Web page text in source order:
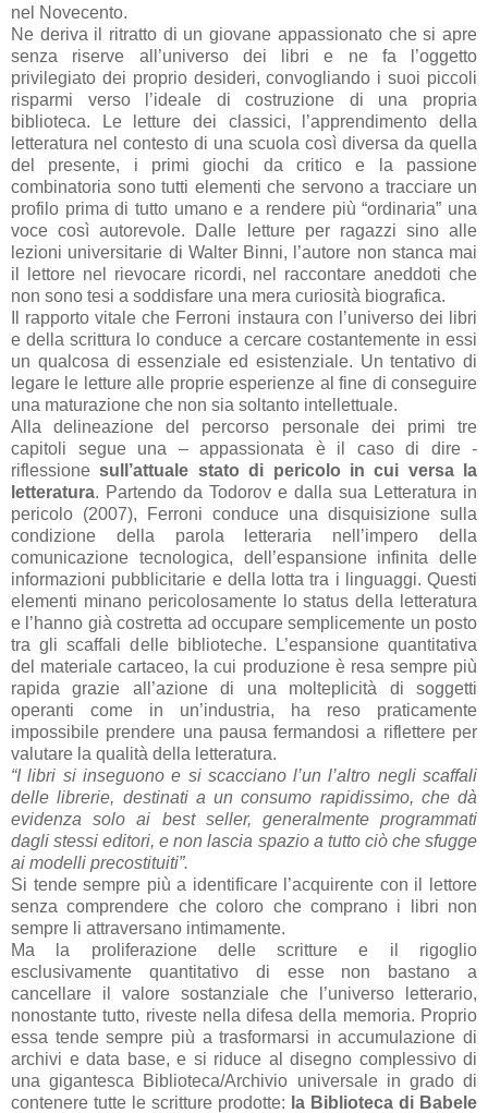
nel Novecento.
Ne deriva il ritratto di un giovane appassionato che si apre
senza riserve all’universo dei libri e ne fa l’oggetto
privilegiato dei proprio desideri, convogliando i suoi piccoli
risparmi verso l’ideale di costruzione di una propria
biblioteca. Le letture dei classici, l’apprendimento della
letteratura nel contesto di una scuola così diversa da quella
del presente, i primi giochi da critico e la passione
combinatoria sono tutti elementi che servono a tracciare un
profilo prima di tutto umano e a rendere più “ordinaria” una
voce così autorevole. Dalle letture per ragazzi sino alle
lezioni universitarie di Walter Binni, l’autore non stanca mai
il lettore nel rievocare ricordi, nel raccontare aneddoti che
non sono tesi a soddisfare una mera curiosità biografica.
Il rapporto vitale che Ferroni instaura con l’universo dei libri
e della scrittura lo conduce a cercare costantemente in essi
un qualcosa di essenziale ed esistenziale. Un tentativo di
legare le letture alle proprie esperienze al fine di conseguire
una maturazione che non sia soltanto intellettuale.
Alla delineazione del percorso personale dei primi tre
capitoli segue una – appassionata è il caso di dire -
riflessionesull’attuale stato di pericolo in cui versa la
letteratura. Partendo da Todorov e dalla sua Letteratura in
pericolo (2007), Ferroni conduce una disquisizione sulla
condizione della parola letteraria nell’impero della
comunicazione tecnologica, dell’espansione infinita delle
informazioni pubblicitarie e della lotta tra i linguaggi. Questi
elementi minano pericolosamente lo status della letteratura
e l’hanno già costretta ad occupare semplicemente un posto
tra gli scaffali delle biblioteche. L’espansione quantitativa
del materiale cartaceo, la cui produzione è resa sempre più
rapida grazie all’azione di una molteplicità di soggetti
operanti come in un’industria, ha reso praticamente
impossibile prendere una pausa fermandosi a riflettere per
valutare la qualità della letteratura.
“I libri si inseguono e si scacciano l’un l’altro negli scaffali
delle librerie, destinati a un consumo rapidissimo, che dà
evidenza solo ai best seller, generalmente programmati
dagli stessi editori, e non lascia spazio a tutto ciò che sfugge
ai modelli precostituiti”.
Si tende sempre più a identificare l’acquirente con il lettore
senza comprendere che coloro che comprano i libri non
sempre li attraversano intimamente.
Ma la proliferazione delle scritture e il rigoglio
esclusivamente quantitativo di esse non bastano a
cancellare il valore sostanziale che l’universo letterario,
nonostante tutto, riveste nella difesa della memoria. Proprio
essa tende sempre più a trasformarsi in accumulazione di
archivi e data base, e si riduce al disegno complessivo di
una gigantesca Biblioteca/Archivio universale in grado di
contenere tutte le scritture prodotte: la Biblioteca di Babele